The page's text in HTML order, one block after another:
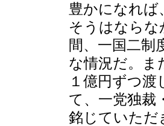
豊かになれば
そうはならな
間、一国二制
な情況だ。ま
１億円ずつ
て、一党独裁
銘じていただ